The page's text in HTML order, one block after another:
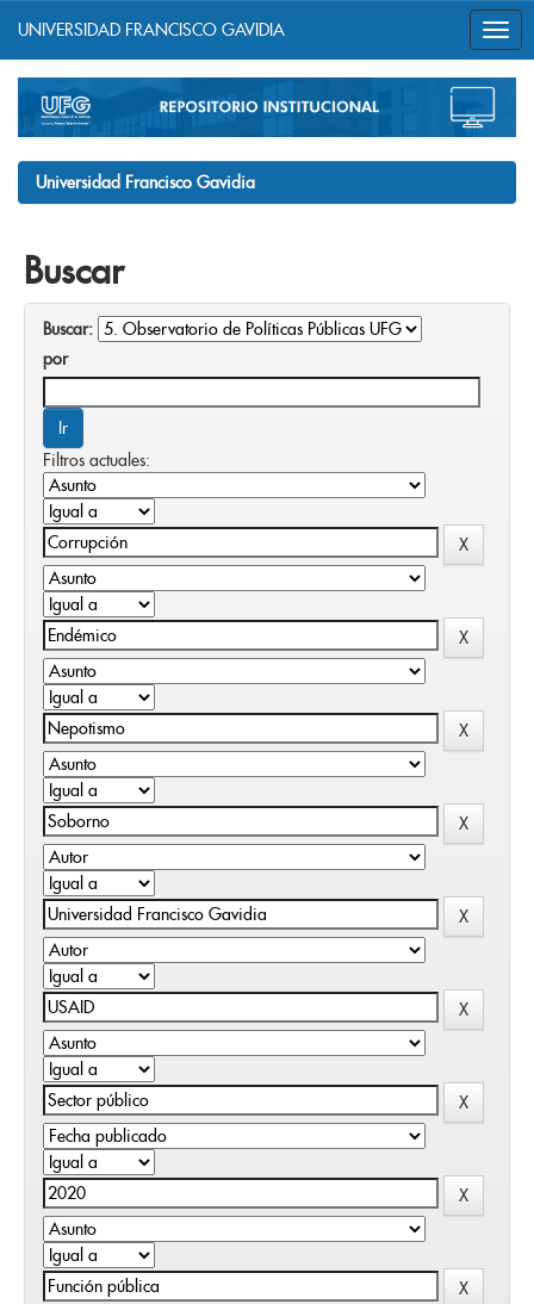
navigation
UNIVERSIDAD FRANCISCO GAVIDIA
Universidad Francisco Gavidia
Buscar
Buscar:
por
Filtros actuales: